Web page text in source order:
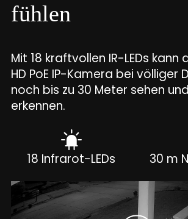
fühlen
Mit 18 kraftvollen IR-LEDs kann
HD PoE IP-Kamera bei völliger
noch bis zu 30 Meter sehen
erkennen.
18 Infrarot-LEDs 30 m